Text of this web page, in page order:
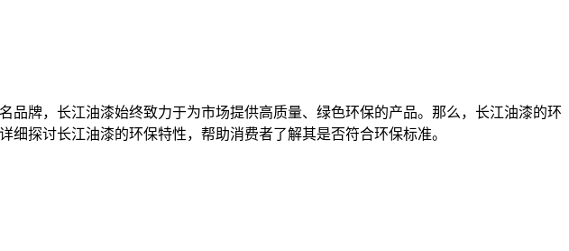
牌，长江油漆始终致力于为市场提供高质量、绿色环保的产品。那么，长江油漆的环
探讨长江油漆的环保特性，帮助消费者了解其是否符合环保标准。